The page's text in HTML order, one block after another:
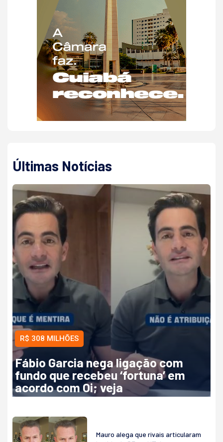
Últimas Notícias
R$ 308 MILHÕES
Fábio Garcia nega ligação com
fundo que recebeu ‘fortuna’ em
acordo com Oi; veja
Mauro alega que rivais articularam